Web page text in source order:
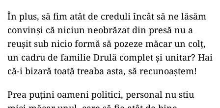
În plus, să fim atât de creduli încât să ne lăsăm
convinși că niciun neobrăzat din presă nu a
reușit sub nicio formă să pozeze măcar un colț,
un cadru de familie Drulă complet și unitar? Hai
că-i bizară toată treaba asta, să recunoaștem!
Prea puțini oameni politici, personal nu stiu